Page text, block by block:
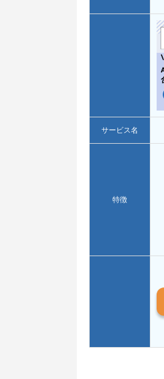
サービス名
特徴